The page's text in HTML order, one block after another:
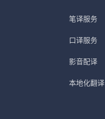
笔译服务
口译服务
影音配译
本地化翻译